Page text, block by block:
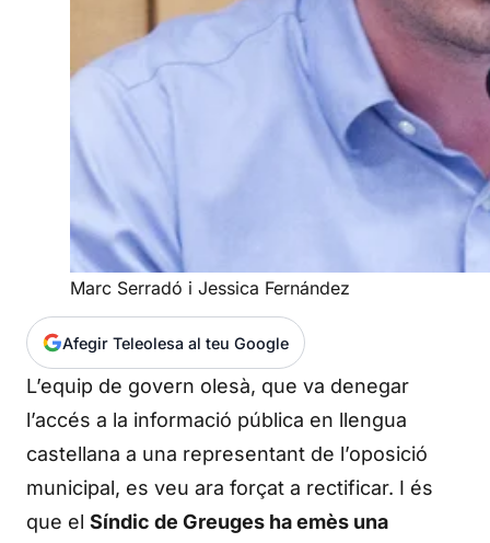
Marc Serradó i Jessica Fernández
Afegir Teleolesa al teu Google
L’equip de govern olesà, que va denegar
l’accés a la informació pública en llengua
castellana a una representant de l’oposició
municipal, es veu ara forçat a rectificar. I és
que el Síndic de Greuges ha emès una